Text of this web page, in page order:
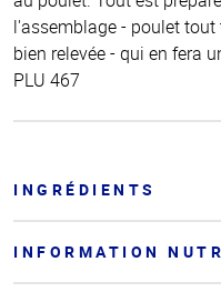
l'assemblage - poulet
bien relevée - qui en fera
PLU 467
INGRÉDIENTS
INFORMATION